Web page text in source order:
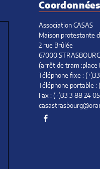
Coordonnées
Association CASAS
Maison protestante
2 rue Brûlée
67000
(arrêt de tram :place
Téléphone fixe :
Téléphone portable :
Fax : (+)33 3 88 24